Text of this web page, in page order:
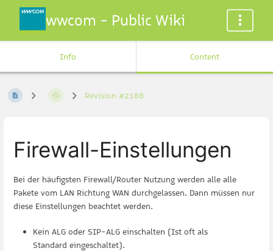
wwcom - Public Wiki
Info Content
Revision #2188
Firewall-Einstellungen
Bei der häufigsten Firewall/Router Nutzung werden alle alle
Pakete vom LAN Richtung WAN durchgelassen. Dann müssen nur
diese Einstellungen beachtet werden.
Kein ALG oder SIP-ALG einschalten (Ist oft als
Standard eingeschaltet).